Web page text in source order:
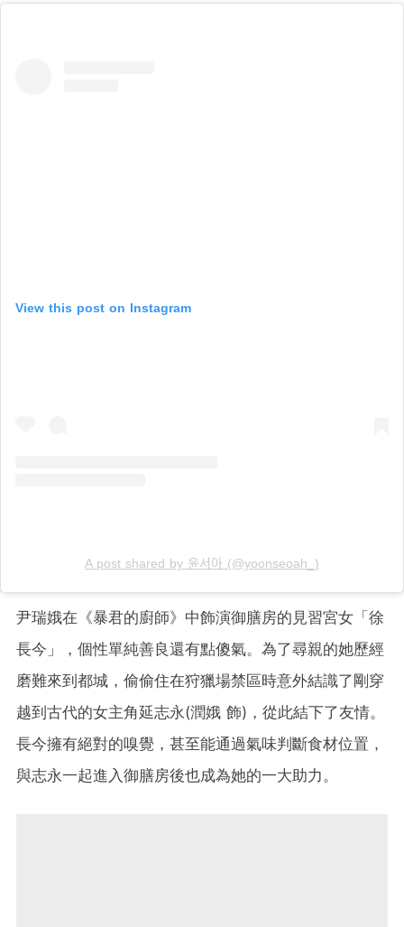
View this post on Instagram
A post shared by 윤서아 (@yoonseoah_)
尹瑞娥在《暴君的廚師》中飾演御膳房的見習宮女「徐
長今」，個性單純善良還有點傻氣。為了尋親的她歷經
磨難來到都城，偷偷住在狩獵場禁區時意外結識了剛穿
越到古代的女主角延志永(潤娥 飾)，從此結下了友情。
長今擁有絕對的嗅覺，甚至能通過氣味判斷食材位置，
與志永一起進入御膳房後也成為她的一大助力。